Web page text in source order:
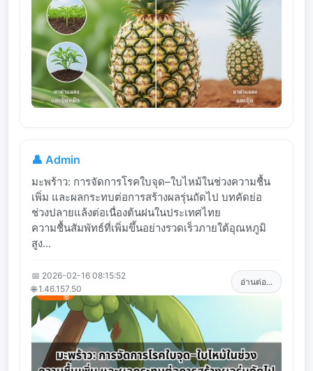
👤 Admin
มะพร้าว: การจัดการโรคใบจุด–ใบไหม้ในช่วงความชื้น
เพิ่ม และผลกระทบต่อการสร้างผลรุ่นถัดไป บทคัดย่อ
ช่วงปลายแล้งต่อเนื่องต้นฝนในประเทศไทย
ความชื้นสัมพัทธ์ที่เพิ่มขึ้นอย่างรวดเร็วภายใต้อุณหภูมิ
สูง...
📅 2026-02-16 08:15:52
🌐 1.46.157.50
อ่านต่อ...